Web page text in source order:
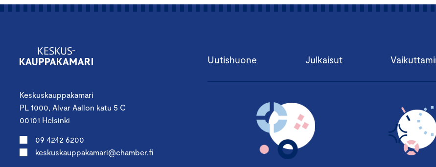
Keskuskauppakamari
PL 1000, Alvar Aallon katu 5 C
00101 Helsinki
09 4242 6200
keskuskauppakamari@chamber.fi
Uutishuone Julkaisut